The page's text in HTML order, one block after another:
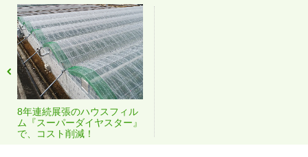
8年連続展張のハウスフィル
ム『スーパーダイヤスター』
で、コスト削減！